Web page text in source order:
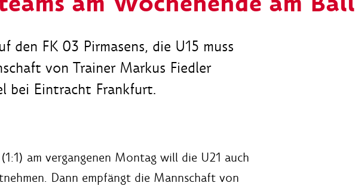
FK 03 Pirmasens, die U15 muss
von Trainer Markus Fiedler
bei Eintracht Frankfurt.
am vergangenen Montag will die U21 auch
Dann empfängt die Mannschaft von